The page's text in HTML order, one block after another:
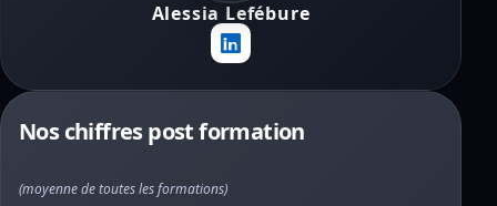
Alessia Lefébure
Nos chiffres post formation
(moyenne de toutes les formations)